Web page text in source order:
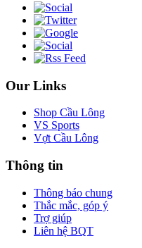
Our Links
Shop Cầu Lông
VS Sports
Vợt Cầu Lông
Thông tin
Thông báo chung
Thắc mắc, góp ý
Trợ giúp
Liên hệ BQT